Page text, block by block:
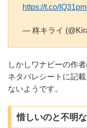
https://t.co/
— 柊キライ
しかしワナビーの作
ネタバレシートに記
ないようです。
惜しいのと不明